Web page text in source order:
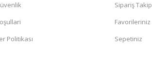
Politikası
Sipariş Takip
Favorileriniz
Sepetiniz